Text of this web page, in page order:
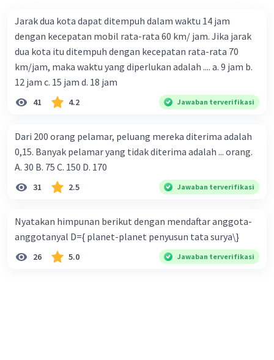
Jarak dua kota dapat ditempuh dalam waktu 14 jam
dengan kecepatan mobil rata-rata 60 km/ jam. Jika jarak
dua kota itu ditempuh dengan kecepatan rata-rata 70
km/jam, maka waktu yang diperlukan adalah .... a. 9 jam b.
12 jam c. 15 jam d. 18 jam
41 4.2 Jawaban terverifikasi
Dari 200 orang pelamar, peluang mereka diterima adalah
0,15. Banyak pelamar yang tidak diterima adalah ... orang.
A. 30 B. 75 C. 150 D. 170
31 2.5 Jawaban terverifikasi
Nyatakan himpunan berikut dengan mendaftar anggota-
anggotanyal D={ planet-planet penyusun tata surya\}
26 5.0 Jawaban terverifikasi